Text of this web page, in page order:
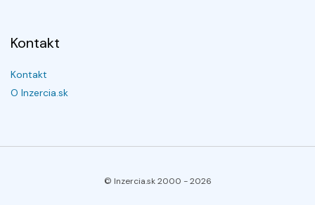
Kontakt
Kontakt
O Inzercia.sk
© Inzercia.sk 2000 -2026